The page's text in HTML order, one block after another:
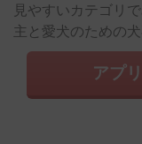
見やすいカテゴリ
主と愛犬のための犬
アプ